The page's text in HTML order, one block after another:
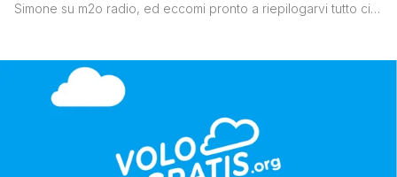
Simone su m2o radio, ed eccomi pronto a riepilogarvi tutto ciò
compagnie aeree easyJet (da Milano, Napoli e Roma), Vueling
(da Firenze e Roma), Volotea (da [']